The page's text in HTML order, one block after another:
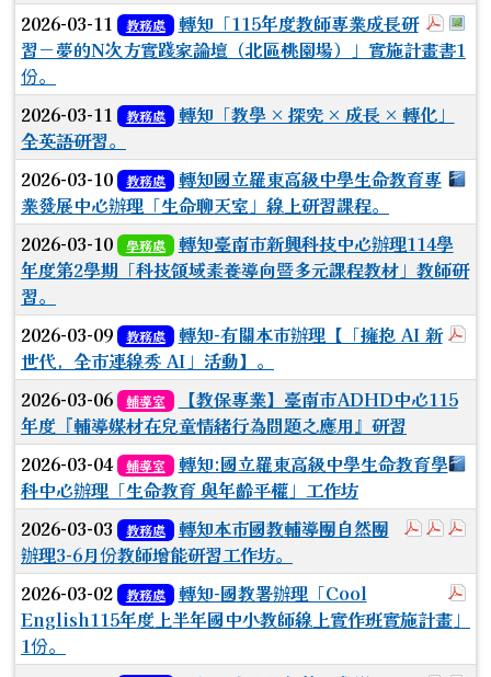
於彈
2026-03-11 教務處
轉知「115年度教師專業成長研
習－夢的N次方實踐家論壇（北區桃園場）」實施計畫書1
份。
2026-03-11
教務處
轉知「教學 × 探究 × 成長 × 轉化」
全英語研習。
2026-03-10 教務處
轉知國立羅東高級中學生命教育專
業發展中心辦理「生命聊天室」線上研習課程。
2026-03-10
學務處
轉知臺南市新興科技中心辦理114學
年度第2學期「科技領域素養導向暨多元課程教材」教師研
習。
2026-03-09 教務處
轉知-有關本市辦理【「擁抱 AI 新
世代，全市連線秀 AI」活動】。
2026-03-06
輔導室
【教保專業】臺南市ADHD中心115
年度『輔導媒材在兒童情緒行為問題之應用』研習
2026-03-04 輔導室
轉知:國立羅東高級中學生命教育學
科中心辦理「生命教育 與年齡平權」工作坊
於彈跳
於彈
2026-03-03 教務處
轉知本市國教輔導團自然團
辦理3-6月份教師增能研習工作坊。
2026-03-02 教務處
轉知-國教署辦理「Cool
English115年度上半年國中小教師線上實作班實施計畫」
1份。